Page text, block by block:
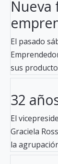
Nueva
El pasado
sus
32
El
Graciela
la